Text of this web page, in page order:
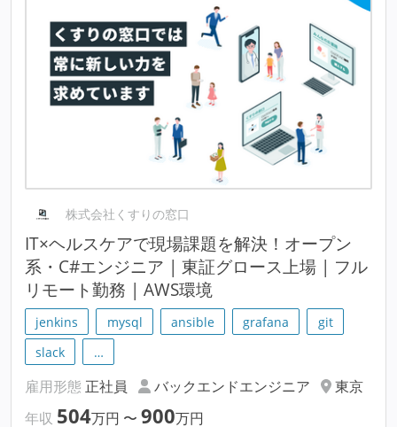
株式会社くすりの窓口
IT×ヘルスケアで現場課題を解決！オープン
系・C#エンジニア | 東証グロース上場 | フル
リモート勤務 | AWS環境
jenkins mysql ansible grafana
git
slack
…
雇用形態 正社員 バックエンドエンジニア
東京
年収 504万円 〜 900万円